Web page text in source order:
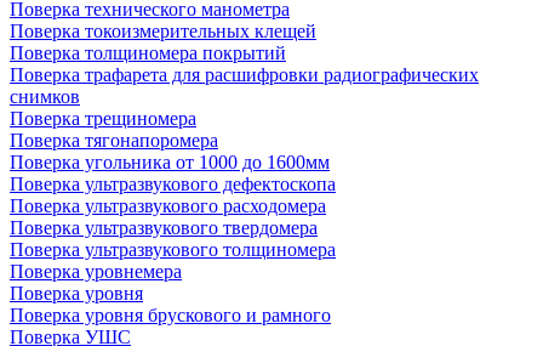
Поверка технического манометра
Поверка токоизмерительных клещей
Поверка толщиномера покрытий
Поверка трафарета для расшифровки радиографических
снимков
Поверка трещиномера
Поверка тягонапоромера
Поверка угольника от 1000 до 1600мм
Поверка ультразвукового дефектоскопа
Поверка ультразвукового расходомера
Поверка ультразвукового твердомера
Поверка ультразвукового толщиномера
Поверка уровнемера
Поверка уровня
Поверка уровня брускового и рамного
Поверка УШС